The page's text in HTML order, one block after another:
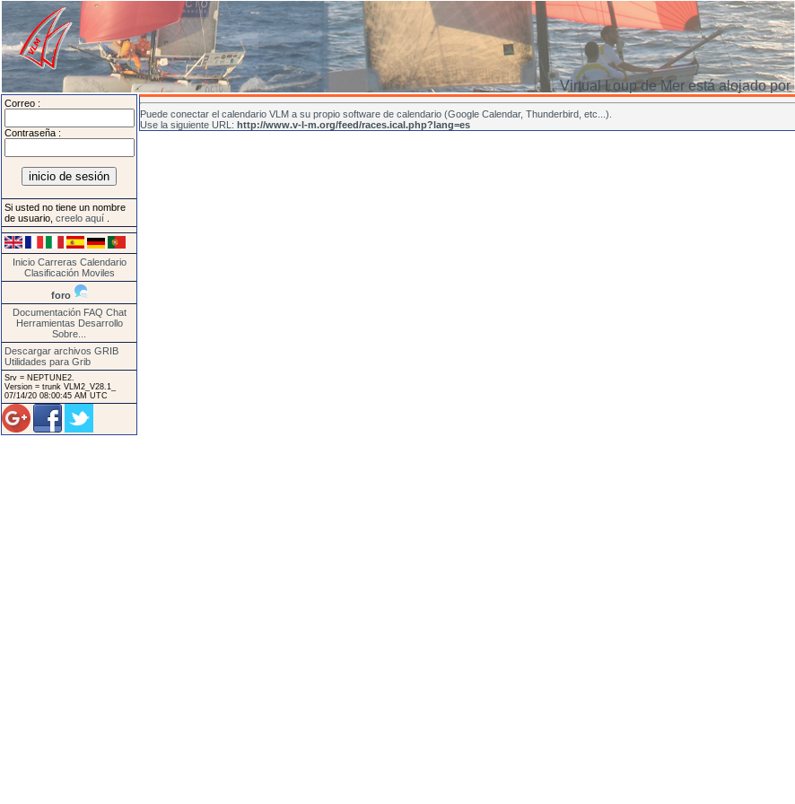
Virtual Loup de Mer está alojado por
Correo :
Contraseña :
Si usted no tiene un nombre
de usuario, creelo aquí
Inicio Carreras Calendario
Clasificación Moviles
foro
Documentación FAQ Chat
Herramientas Desarrollo
Sobre...
Descargar archivos GRIB
Utilidades para Grib
Srv = NEPTUNE2.
Version = trunk VLM2_V28.1_
07/14/20 08:00:45 AM UTC
Puede conectar el calendario VLM a su propio software de calendario (Google Calendar, Thunderbird, etc...).
Use la siguiente URL: http://www.v-l-m.org/feed/races.ical.php?lang=es